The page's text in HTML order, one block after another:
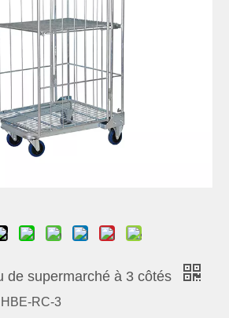
de supermarché à 3 côtés
HBE-RC-3